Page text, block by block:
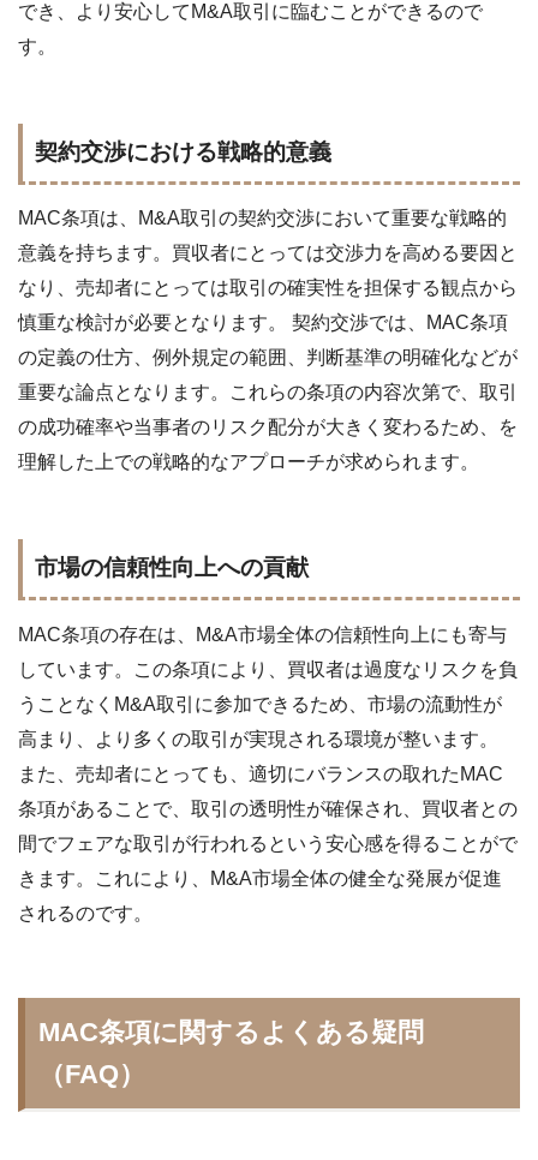
でき、より安心してM&A取引に臨むことができるので
す。
契約交渉における戦略的意義
MAC条項は、M&A取引の契約交渉において重要な戦略的
意義を持ちます。買収者にとっては交渉力を高める要因と
なり、売却者にとっては取引の確実性を担保する観点から
慎重な検討が必要となります。 契約交渉では、MAC条項
の定義の仕方、例外規定の範囲、判断基準の明確化などが
重要な論点となります。これらの条項の内容次第で、取引
の成功確率や当事者のリスク配分が大きく変わるため、
を
理解した上での戦略的なアプローチが求められます。
市場の信頼性向上への貢献
MAC条項の存在は、M&A市場全体の信頼性向上にも寄与
しています。この条項により、買収者は過度なリスクを負
うことなくM&A取引に参加できるため、市場の流動性が
高まり、より多くの取引が実現される環境が整います。
また、売却者にとっても、適切にバランスの取れたMAC
条項があることで、取引の透明性が確保され、買収者との
間でフェアな取引が行われるという安心感を得ることがで
きます。これにより、M&A市場全体の健全な発展が促進
されるのです。
MAC条項に関するよくある疑問
（FAQ）